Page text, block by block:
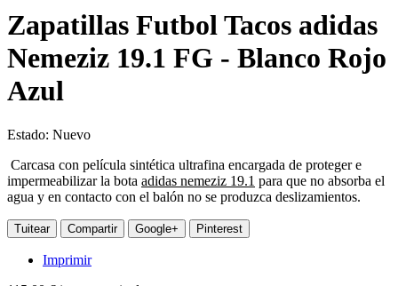
Zapatillas Futbol Tacos adidas
Nemeziz 19.1 FG - Blanco Rojo
Azul
Estado: Nuevo
Carcasa con película sintética ultrafina encargada de proteger e
impermeabilizar la bota adidas nemeziz 19.1 para que no absorba el
agua y en contacto con el balón no se produzca deslizamientos.
Tuitear Compartir Google+ Pinterest
Imprimir